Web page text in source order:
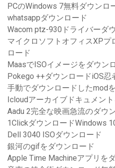
PCのWindows 7無料ダウンロ
whatsappダウンロード
Wacom ptz-930ドライバーダ
マイクロソフトオフィスXPプ
ロード
MaasでISOイメージをダウン
Pokego ++ダウンロードiOS忍
手動でダウンロードしたmod
Icloudアーカイブドキュメン
Aadu 2完全な映画急流のダウ
1ClickダウンロードWindows
Dell 3040 ISOダウンロード
銀河のgifをダウンロード
Apple Time Machineアプリを